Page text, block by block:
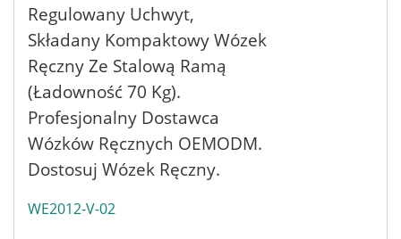
Regulowany Uchwyt,
Składany Kompaktowy Wózek
Ręczny Ze Stalową Ramą
(ładowność 70 Kg).
Profesjonalny Dostawca
Wózków Ręcznych OEMODM.
Dostosuj Wózek Ręczny.
WE2012-V-02